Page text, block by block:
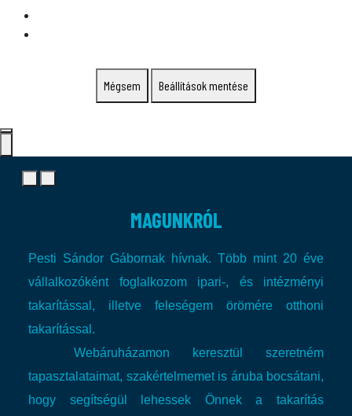
Mégsem Beállítások mentése
MAGUNKRÓL
Pesti Sándor Gábornak hívnak. Több mint 20 éve
vállalkozóként foglalkozom ipari-, és intézményi
takarítással, illetve feleségem örömére otthoni
takarítással.
Webáruházamon keresztül szeretném
tapasztalataimat, szakértelmemet is áruba bocsátani,
hogy segítségül lehessek Önnek a takarítás